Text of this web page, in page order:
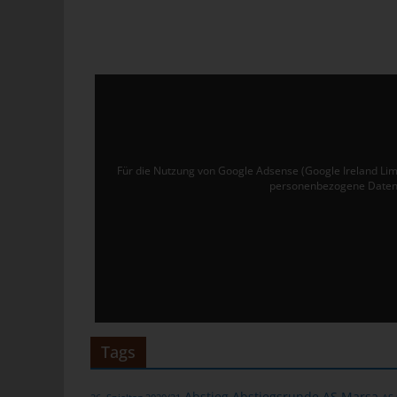
Für die Nutzung von Google Adsense (Google Ireland
personenbezogene
Tags